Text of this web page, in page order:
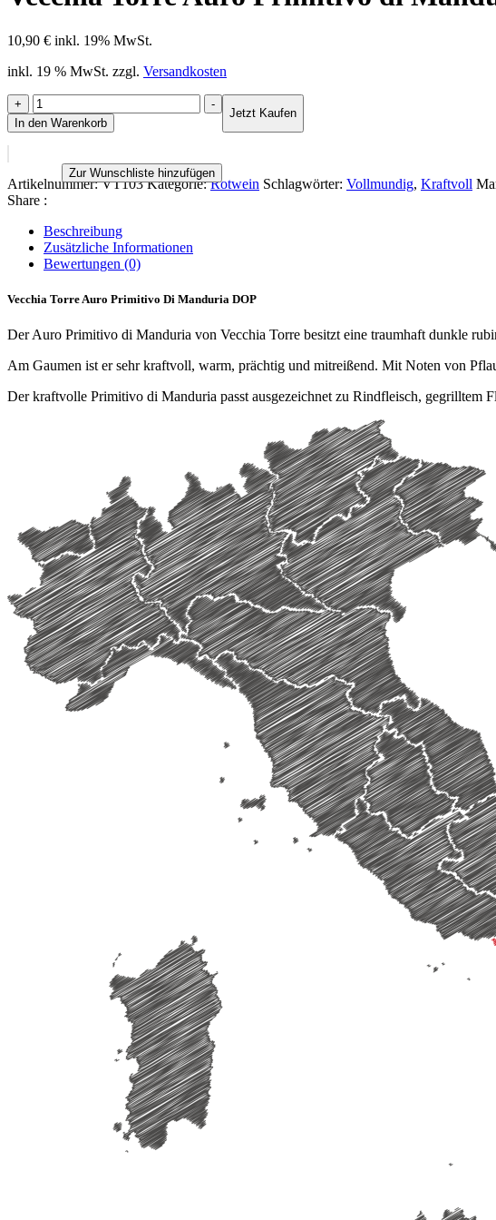
10,90 € inkl. 19% MwSt.
inkl. 19 % MwSt. zzgl. Versandkosten
+
Vecchia
Torre
Auro
Manduria
DOP
-
In den Warenkorb
Zur Wunschliste hinzufügen
Jetzt Kaufen
Artikelnummer:VT103 Kategorie:Rotwein Schlagwörter: Vollmundig, Kraftvoll
Share :
Beschreibung
Zusätzliche Informationen
Bewertungen (0)
Vecchia Torre Auro Primitivo Di Manduria DOP
Der Auro Primitivo di Manduria von Vecchia Torre besitzt eine traumhaft dunkle
Am Gaumen ist er sehr kraftvoll, warm, prächtig und mitreißend. Mit Noten von
Der kraftvolle Primitivo di Manduria passt ausgezeichnet zu Rindfleisch, gegrilltem